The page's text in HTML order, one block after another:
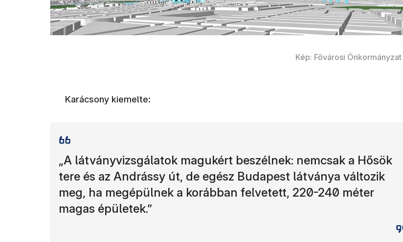
Kép: Fővárosi Önkormányzat
Karácsony kiemelte:
„A látványvizsgálatok magukért beszélnek: nemcsak a Hősök
tere és az Andrássy út, de egész Budapest látványa változik
meg, ha megépülnek a korábban felvetett, 220-240 méter
magas épületek.”